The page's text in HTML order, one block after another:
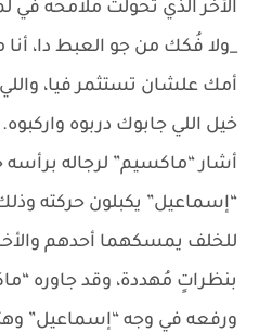
الأخر الذي تحولت ملامحه في
_ولا فُكك من جو العبط دا،
أمك علشان تستثمر فيا،
خيل اللي جابوك دربوه واركبوه.
أشار “ماكسيم” لرجاله برأسه
“إسماعيل” يكبلون حركته
للخلف يمسكهما أحدهم
بنظراتٍ مُهددة، وقد جاوره
ورفعه في وجه “إسماعيل”